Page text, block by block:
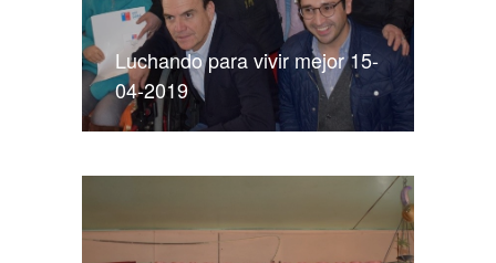
Luchando para vivir mejor 15-
04-2019